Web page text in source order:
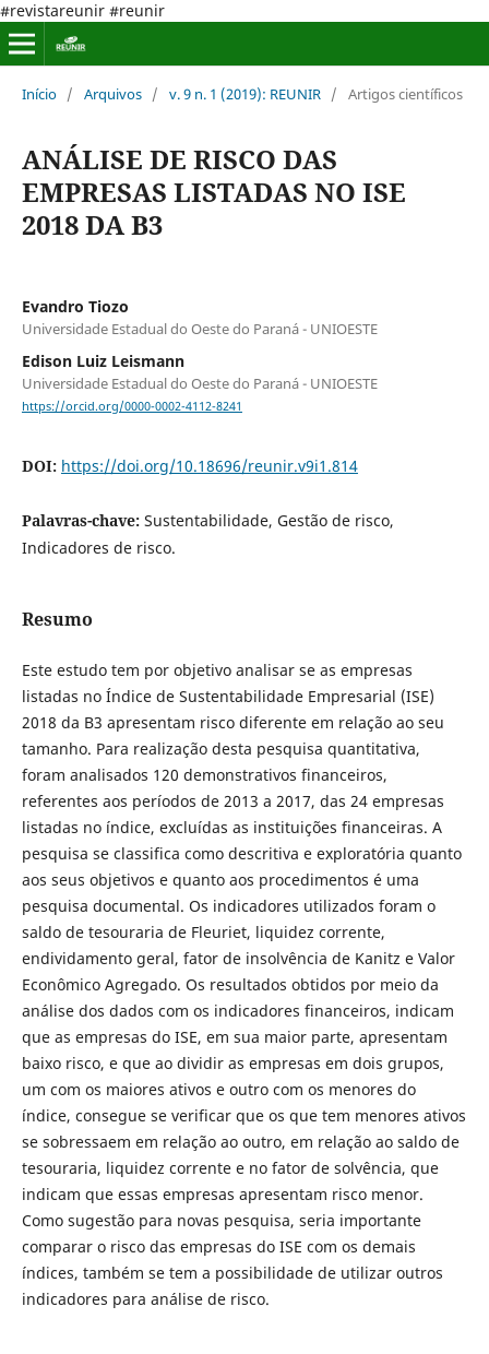
#revistareunir #reunir
Início / Arquivos / v. 9 n. 1 (2019): REUNIR / Artigos científicos
ANÁLISE DE RISCO DAS
EMPRESAS LISTADAS NO ISE
2018 DA B3
Evandro Tiozo
Universidade Estadual do Oeste do Paraná - UNIOESTE
Edison Luiz Leismann
Universidade Estadual do Oeste do Paraná - UNIOESTE
https://orcid.org/0000-0002-4112-8241
DOI: https://doi.org/10.18696/reunir.v9i1.814
Palavras-chave: Sustentabilidade, Gestão de risco,
Indicadores de risco.
Resumo
Este estudo tem por objetivo analisar se as empresas
listadas no Índice de Sustentabilidade Empresarial (ISE)
2018 da B3 apresentam risco diferente em relação ao seu
tamanho. Para realização desta pesquisa quantitativa,
foram analisados 120 demonstrativos financeiros,
referentes aos períodos de 2013 a 2017, das 24 empresas
listadas no índice, excluídas as instituições financeiras. A
pesquisa se classifica como descritiva e exploratória quanto
aos seus objetivos e quanto aos procedimentos é uma
pesquisa documental. Os indicadores utilizados foram o
saldo de tesouraria de Fleuriet, liquidez corrente,
endividamento geral, fator de insolvência de Kanitz e Valor
Econômico Agregado. Os resultados obtidos por meio da
análise dos dados com os indicadores financeiros, indicam
que as empresas do ISE, em sua maior parte, apresentam
baixo risco, e que ao dividir as empresas em dois grupos,
um com os maiores ativos e outro com os menores do
índice, consegue se verificar que os que tem menores ativos
se sobressaem em relação ao outro, em relação ao saldo de
tesouraria, liquidez corrente e no fator de solvência, que
indicam que essas empresas apresentam risco menor.
Como sugestão para novas pesquisa, seria importante
comparar o risco das empresas do ISE com os demais
índices, também se tem a possibilidade de utilizar outros
indicadores para análise de risco.